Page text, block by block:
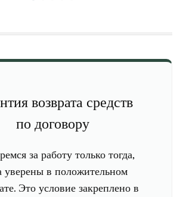
возврата средств
по договору
за работу только тогда,
уверены в положительном
Это условие закреплено в